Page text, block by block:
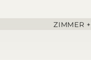
ZIMMER +